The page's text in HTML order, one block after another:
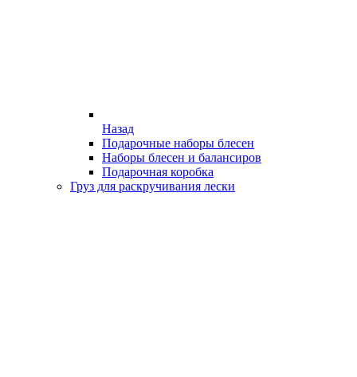
Назад
Подарочные наборы блесен
Наборы блесен и балансиров
Подарочная коробка
Груз для раскручивания лески